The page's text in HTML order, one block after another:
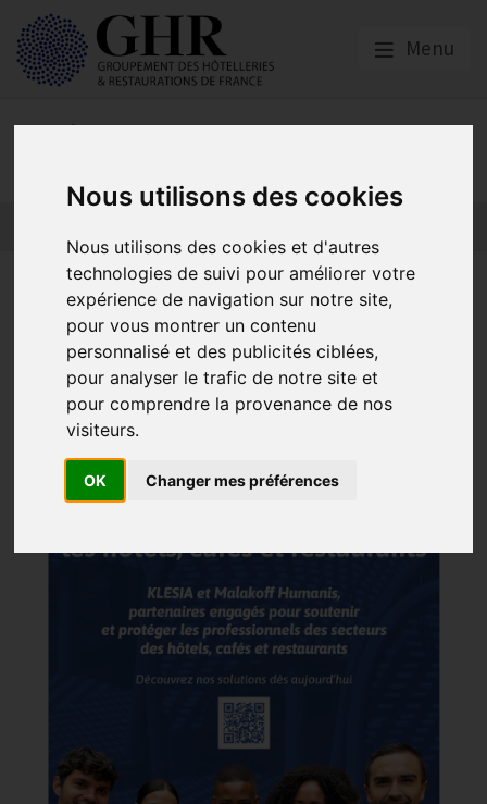
Nous utilisons des cookies
Nous utilisons des cookies et d'autres
technologies de suivi pour améliorer votre
expérience de navigation sur notre site,
pour vous montrer un contenu
personnalisé et des publicités ciblées,
pour analyser le trafic de notre site et
pour comprendre la provenance de nos
visiteurs.
OK Changer mes préférences
Menu
HCR Bien-Être